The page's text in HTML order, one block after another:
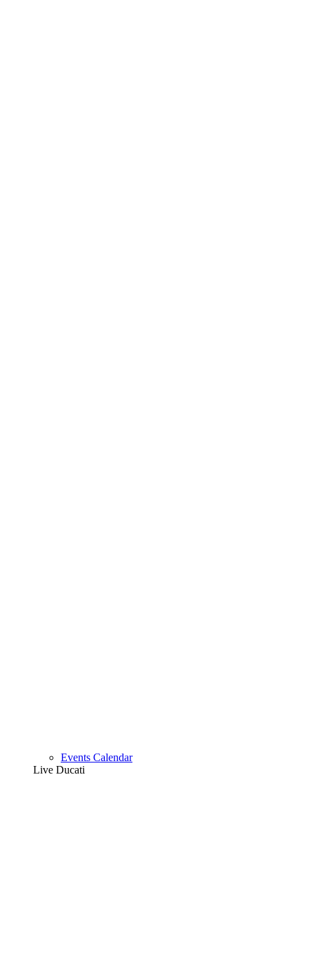
Events Calendar
Live Ducati